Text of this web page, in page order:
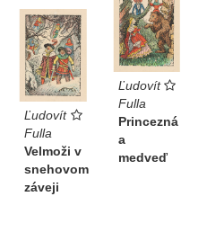
Ľudovít
Fulla
Princezná
a
medveď
Ľudovít
Fulla
Velmoži v
snehovom
záveji